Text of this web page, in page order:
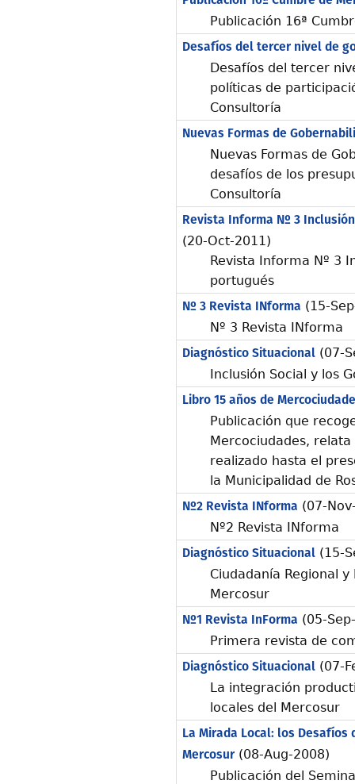
Publicación 16ª
Desafíos del tercer nivel de
Desafíos del tercer
políticas de
Consultoría
Nuevas Formas de
Nuevas Formas de
desafíos de los
Consultoría
Revista Informa Nº 3
(20-Oct-2011)
Revista Informa Nº 3
portugués
Nº 3 Revista INforma (15-
Nº 3 Revista INforma
Diagnóstico Situacional(07-
Inclusión Social y los
Libro 15 años de
Publicación que
Mercociudades,
realizado hasta el
la Municipalidad de
Nº2 Revista INforma (07-
Nº2 Revista INforma
Diagnóstico Situacional(15-
Ciudadanía Regional
Mercosur
Nº1 Revista InForma (05-
Primera revista de
Diagnóstico Situacional(07-
La integración
locales del Mercosur
La Mirada Local: los
Mercosur(08-Aug-2008)
Publicación del